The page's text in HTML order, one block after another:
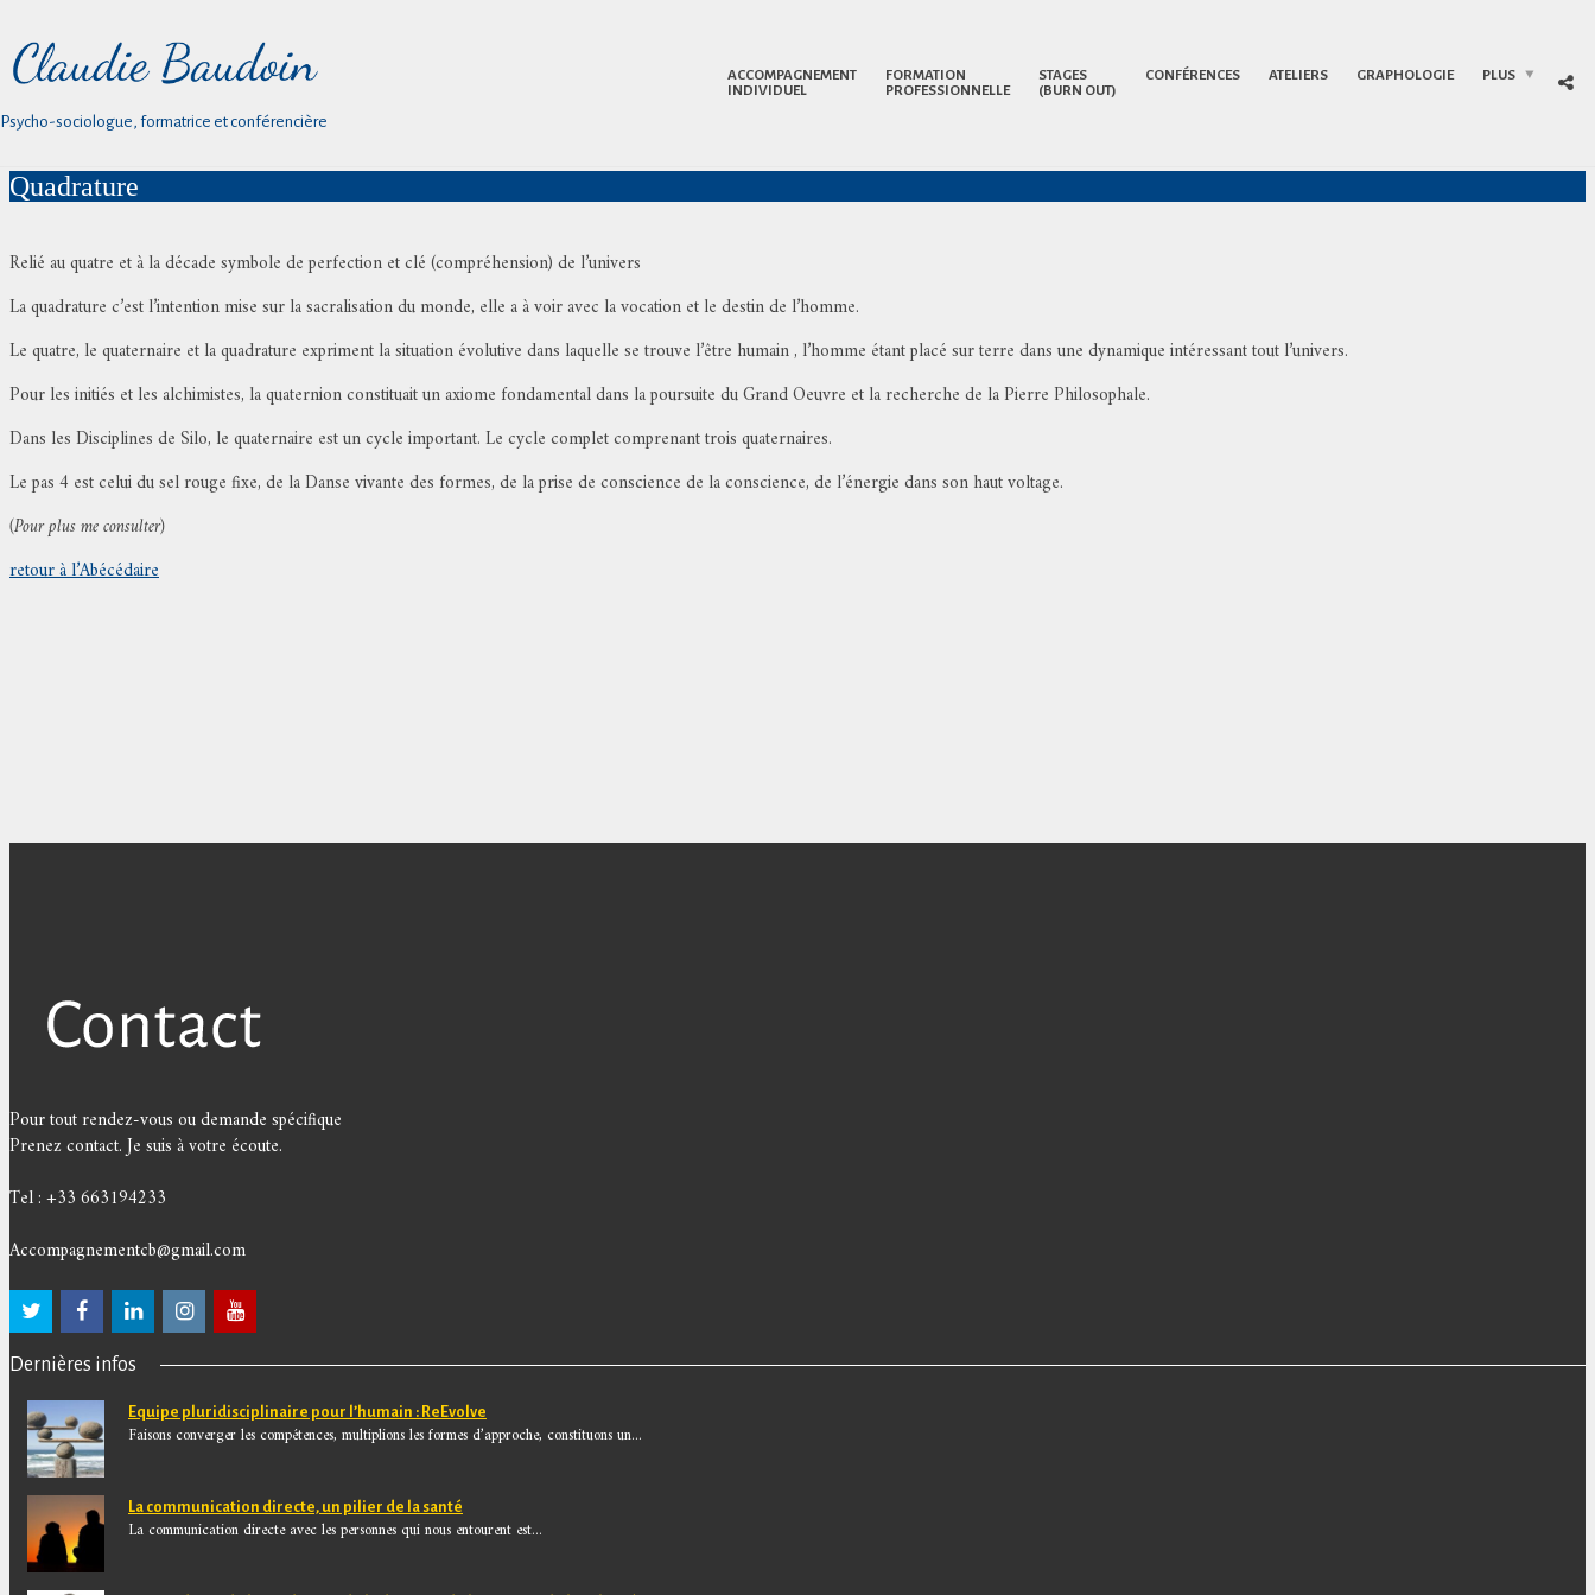
Psycho-sociologue, formatrice et conférencière
ACCOMPAGNEMENT
INDIVIDUEL
FORMATION
PROFESSIONNELLE
STAGES
(BURN OUT)
CONFÉRENCES ATELIERS GRAPHOLOGIE PLUS
Quadrature
Relié au quatre et à la décade symbole de perfection et clé (compréhension) de l’univers
La quadrature c’est l’intention mise sur la sacralisation du monde, elle a à voir avec la vocation et le destin de l’homme.
Le quatre, le quaternaire et la quadrature expriment la situation évolutive dans laquelle se trouve l’être humain , l’homme étant placé sur terre dans une dynamique intéressant tout l’univers.
Pour les initiés et les alchimistes, la quaternion constituait un axiome fondamental dans la poursuite du Grand Oeuvre et la recherche de la Pierre Philosophale.
Dans les Disciplines de Silo, le quaternaire est un cycle important. Le cycle complet comprenant trois quaternaires.
Le pas 4 est celui du sel rouge fixe, de la Danse vivante des formes, de la prise de conscience de la conscience, de l’énergie dans son haut voltage.
(Pour plus me consulter)
retour à l’Abécédaire
Pour tout rendez-vous ou demande spécifique
Prenez contact. Je suis à votre écoute.
Tel : +33 663194233
Accompagnementcb@gmail.com
Dernières infos
Equipe pluridisciplinaire pour l’humain : ReEvolve
Faisons converger les compétences, multiplions les formes d’approche, constituons un...
La communication directe, un pilier de la santé
La communication directe avec les personnes qui nous entourent est...